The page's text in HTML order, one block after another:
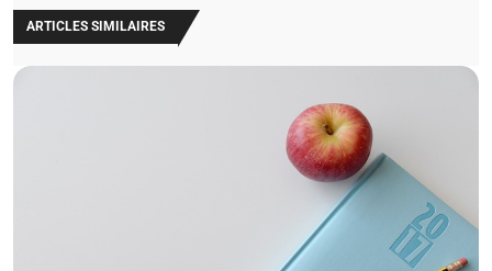
ARTICLES SIMILAIRES